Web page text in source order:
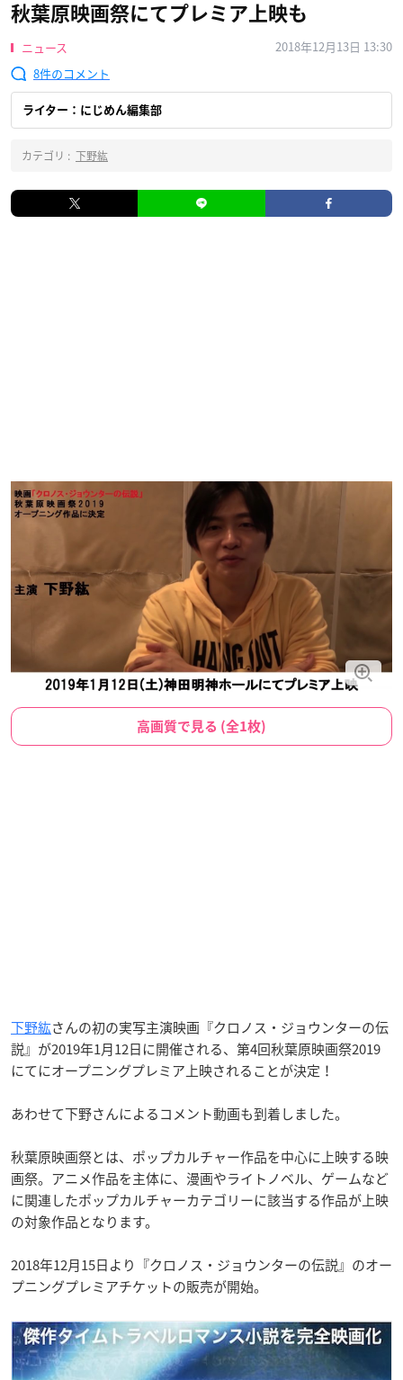
秋葉原映画祭にてプレミア上映も
ニュース
2018年12月13日 13:30
8
ライター：にじめん編集部
カテゴリ : 下野紘
高画質で見る (全1枚)
下野紘さんの初の実写主演映画『クロノス・ジョウンターの伝
説』が2019年1月12日に開催される、第4回秋葉原映画祭2019
にてにオープニングプレミア上映されることが決定！
あわせて下野さんによるコメント動画も到着しました。
秋葉原映画祭とは、ポップカルチャー作品を中心に上映する映
画祭。アニメ作品を主体に、漫画やライトノベル、ゲームなど
に関連したポップカルチャーカテゴリーに該当する作品が上映
の対象作品となります。
2018年12月15日より『クロノス・ジョウンターの伝説』のオー
プニングプレミアチケットの販売が開始。